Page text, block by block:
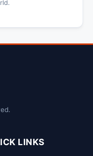
LINKS